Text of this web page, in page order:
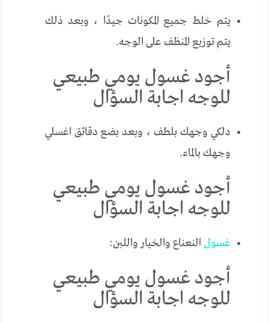
يتم خلط جميع المكونات جيدًا ، وبعد ذلك
يتم توزيع المنظف على الوجه.
أجود غسول يومي طبيعي
للوجه اجابة السؤال
دلكي وجهك بلطف ، وبعد بضع دقائق اغسلي
وجهك بالماء.
أجود غسول يومي طبيعي
للوجه اجابة السؤال
غسول النعناع والخيار واللبن:
أجود غسول يومي طبيعي
للوجه اجابة السؤال